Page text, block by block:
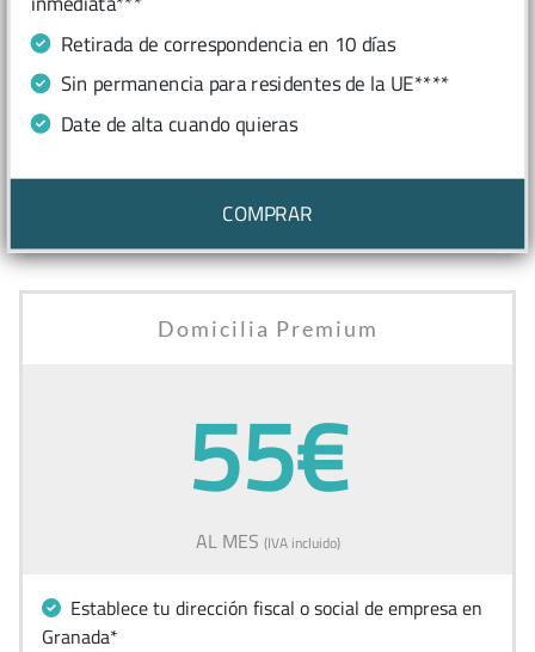
Retirada de correspondencia en 10 días
Sin permanencia para residentes de la UE****
Date de alta cuando quieras
COMPRAR
Domicilia Premium
55€
AL MES (IVA incluido)
Establece tu dirección fiscal o social de empresa en
Granada*